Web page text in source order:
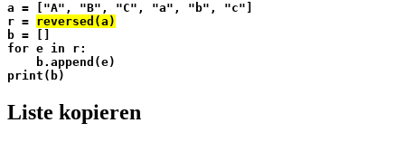
a = ["A", "B", "C", "a", "b", "c"]
r = reversed(a)
b = []
for e in r:
    b.append(e)
print(b)
Liste kopieren